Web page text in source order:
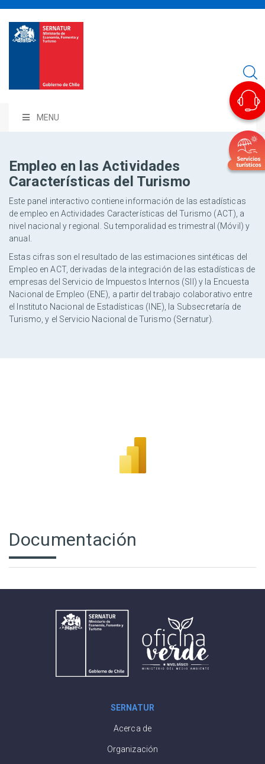
MENU
Empleo en las Actividades
Características del Turismo
Este panel interactivo contiene información de las estadísticas
de empleo en Actividades Características del Turismo (ACT), a
nivel nacional y regional. Su temporalidad es trimestral (Móvil) y
anual.
Estas cifras son el resultado de las estimaciones sintéticas del
Empleo en ACT, derivadas de la integración de las estadísticas de
empresas del Servicio de Impuestos Internos (SII) y la Encuesta
Nacional de Empleo (ENE), a partir del trabajo colaborativo entre
el Instituto Nacional de Estadísticas (INE), la Subsecretaría de
Turismo, y el Servicio Nacional de Turismo (Sernatur).
Documentación
SERNATUR
Acerca de
Organización